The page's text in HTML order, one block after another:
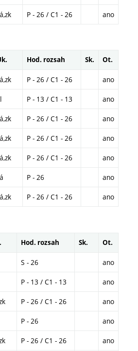
P - 26 / C1 - 26 ano
Hod. rozsah Sk. Ot.
P - 26 / C1 - 26 ano
P - 13 / C1 - 13 ano
P - 26 / C1 - 26 ano
P - 26 / C1 - 26 ano
P - 26 / C1 - 26 ano
P - 26 ano
P - 26 / C1 - 26 ano
Hod. rozsah Sk. Ot.
S - 26 ano
P - 13 / C1 - 13 ano
P - 26 / C1 - 26 ano
P - 26 ano
P - 26 / C1 - 26 ano